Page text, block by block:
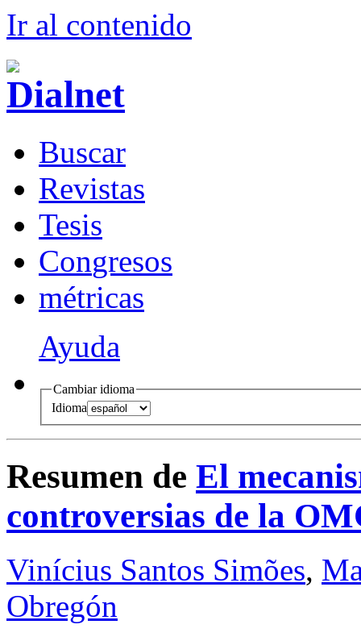
Ir al contenido
Buscar
Revistas
Tesis
Congresos
métricas
Ayuda
Cambiar idioma
Idioma
Resumen de El
controversias de la
Vinícius Santos Simões,
Obregón